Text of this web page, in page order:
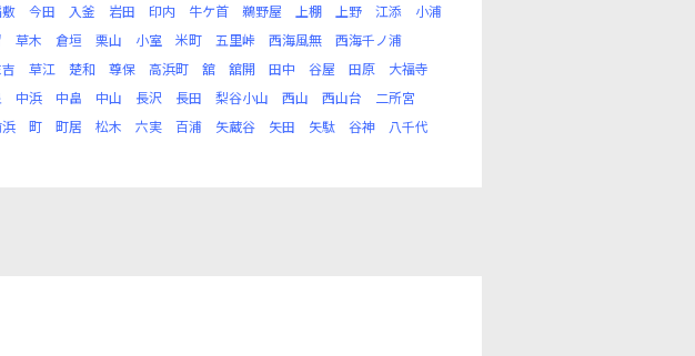
今田 入釜 岩田 印内 牛ケ首 鵜野屋 上棚 上野 江添
小浦
草木 倉垣 栗山 小室 米町 五里峠 西海風無
西海千ノ浦
草江 楚和 尊保 高浜町 舘 舘開 田中 谷屋 田原
大福寺
中浜 中畠 中山 長沢 長田 梨谷小山 西山 西山台
二所宮
町 町居 松木 六実 百浦 矢蔵谷 矢田 矢駄 谷神
八千代